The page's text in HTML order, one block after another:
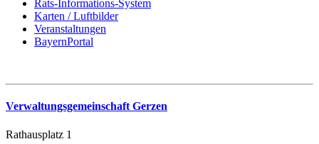
Rats-Informations-System
Karten / Luftbilder
Veranstaltungen
BayernPortal
Verwaltungsgemeinschaft Gerzen
Rathausplatz 1